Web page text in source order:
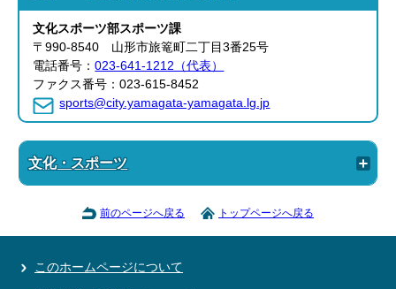
文化スポーツ部スポーツ課
〒990-8540 山形市旅篭町二丁目3番25号
電話番号：023-641-1212（代表）
ファクス番号：023-615-8452
sports@city.yamagata-yamagata.lg.jp
文化・スポーツ
前のページへ戻る トップページへ戻る
このホームページについて